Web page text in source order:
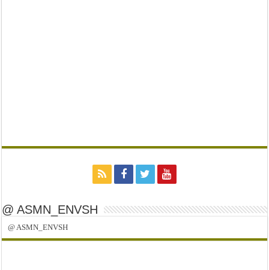
@ ASMN_ENVSH
@ ASMN_ENVSH